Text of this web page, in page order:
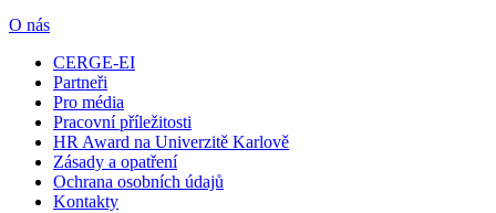
O nás
CERGE-EI
Partneři
Pro média
Pracovní příležitosti
HR Award na Univerzitě Karlově
Zásady a opatření
Ochrana osobních údajů
Kontakty